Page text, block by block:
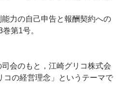
力の自己申告と報酬契約への
第1号。
会のもと，江崎グリコ株式会
コの経営理念」というテーマで